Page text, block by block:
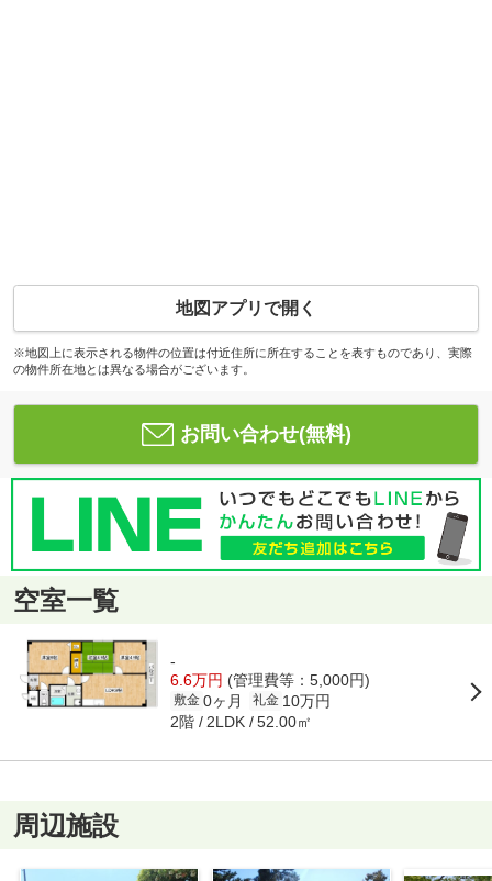
地図アプリで開く
※地図上に表示される物件の位置は付近住所に所在することを表すものであり、実際
の物件所在地とは異なる場合がございます。
お問い合わせ(無料)
空室一覧
-
6.6万円 (管理費等：5,000円)
敷金 0ヶ月 礼金 10万円
2階 2LDK 52.00㎡
周辺施設